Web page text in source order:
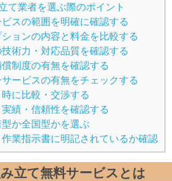
て業者を選ぶ際のポイント
スの範囲を明確に確認する
ョンの内容と料金を比較する
術力・対応品質を確認する
制度の有無を確認する
ービスの有無をチェックする
に比較・交渉する
績・信頼性を確認する
か全国型かを選ぶ
業指示書に明記されているか確認
立て無料サービスとは